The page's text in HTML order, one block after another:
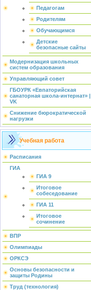
Педагогам
Родителям
Обучающимся
Детские
безопасные сайты
Модернизация школьных
систем образования
Управляющий совет
ГБОУРК «Евпаторийская
санаторная школа-интернат» |
VK
Снижение бюрократической
нагрузки
Учебная работа
Расписания
ГИА
ГИА 9
Итоговое
собеседование
ГИА 11
Итоговое
сочинение
ВПР
Олимпиады
ОРКСЭ
Основы безопасности и
защиты Родины
Труд (технология)